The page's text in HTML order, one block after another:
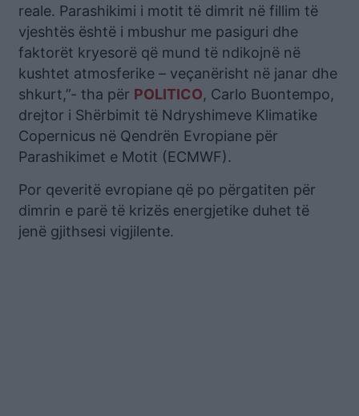
reale. Parashikimi i motit të dimrit në fillim të
vjeshtës është i mbushur me pasiguri dhe
faktorët kryesorë që mund të ndikojnë në
kushtet atmosferike – veçanërisht në janar dhe
shkurt,”- tha për POLITICO, Carlo Buontempo,
drejtor i Shërbimit të Ndryshimeve Klimatike
Copernicus në Qendrën Evropiane për
Parashikimet e Motit (ECMWF).
Por qeveritë evropiane që po përgatiten për
dimrin e parë të krizës energjetike duhet të
jenë gjithsesi vigjilente.